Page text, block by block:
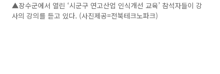
▲장수군에서 열린 ‘시군구 연고산업 인식개선 교육’ 참석자들이 강
사의 강의를 듣고 있다. (사진제공=전북테크노파크)